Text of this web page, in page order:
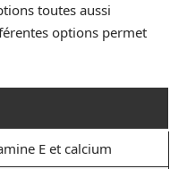
toutes aussi
options permet
E et calcium